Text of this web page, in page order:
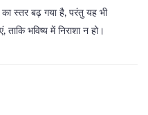
स्तर बढ़ गया है, परंतु यह भी
भविष्य में निराशा न हो।